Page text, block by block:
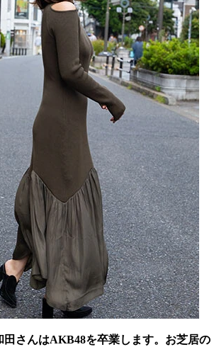
さんはAKB48を卒業します。お芝居の